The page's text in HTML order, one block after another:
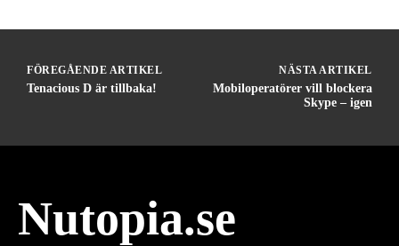
FÖREGÅENDE ARTIKEL
Tenacious D är tillbaka!
NÄSTA ARTIKEL
Mobiloperatörer vill blockera
Skype – igen
Nutopia.se